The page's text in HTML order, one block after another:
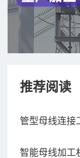
推荐阅读
管型母线连接
智能母线加工